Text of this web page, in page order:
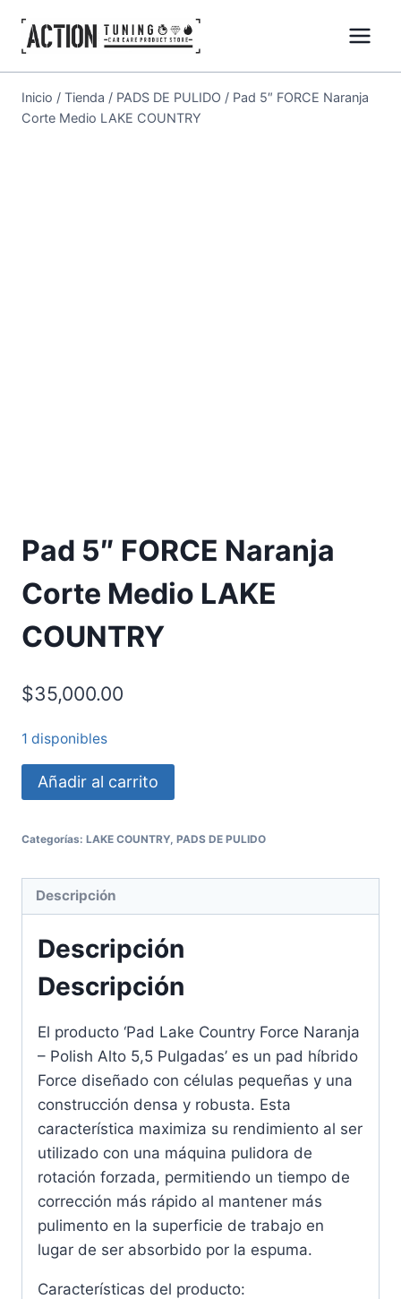
Inicio / Tienda / PADS DE PULIDO / Pad 5″ FORCE Naranja
Corte Medio LAKE COUNTRY
Pad 5″ FORCE Naranja
Corte Medio LAKE
COUNTRY
$35,000.00
1 disponibles
Añadir al carrito
Categorías: LAKE COUNTRY PADS DE PULIDO
Descripción
Descripción
Descripción
El producto ‘Pad Lake Country Force Naranja
– Polish Alto 5,5 Pulgadas’ es un pad híbrido
Force diseñado con células pequeñas y una
construcción densa y robusta. Esta
característica maximiza su rendimiento al ser
utilizado con una máquina pulidora de
rotación forzada, permitiendo un tiempo de
corrección más rápido al mantener más
pulimento en la superficie de trabajo en
lugar de ser absorbido por la espuma.
Características del producto: